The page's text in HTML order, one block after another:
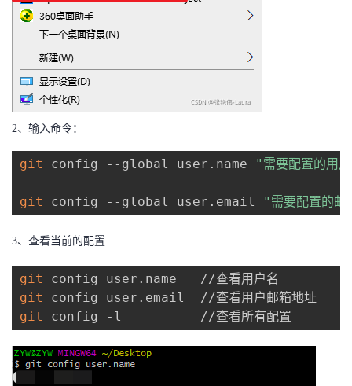
子
直
播
的
活
动
我
的
关
注
的
开
发
者
堂
我
的
我
我
的
Programs
我
的
支
持
技
的
2、输入命令：
git config --global user.name "需要配置的用
git config --global user.email "需要配置的邮
3、查看当前的配置
git
git
git